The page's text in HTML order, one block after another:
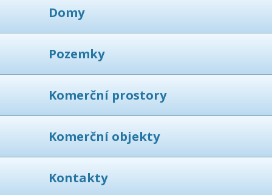
Domy
Pozemky
Komerční prostory
Komerční objekty
Kontakty